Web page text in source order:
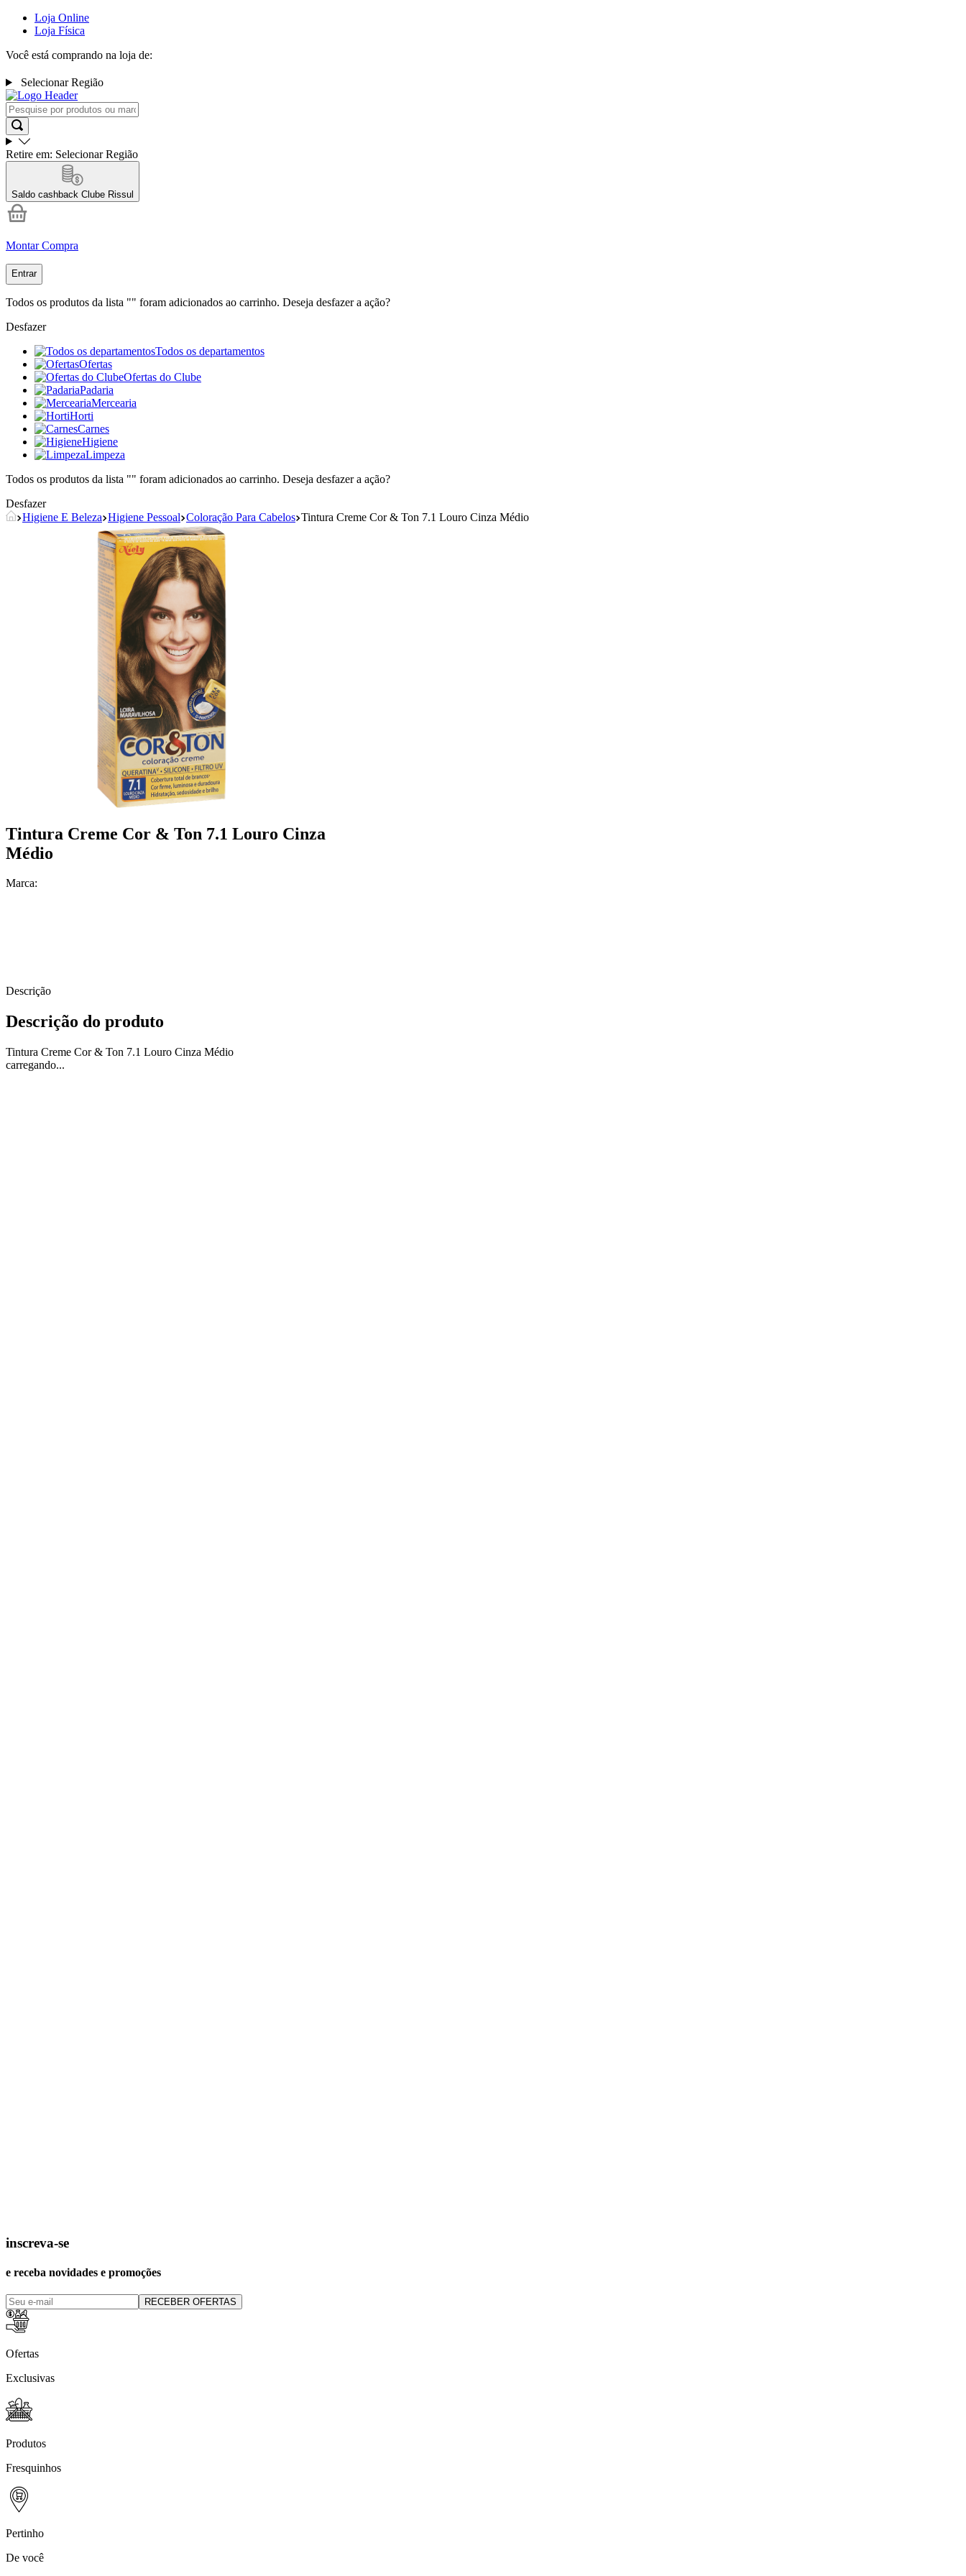
Loja Online
Loja Física
Você está comprando na loja de:
Selecionar Região
Retire em: Selecionar Região
Saldo cashback Clube Rissul
Montar Compra
Entrar
Todos os produtos da lista "" foram adicionados ao carrinho. Deseja desfazer a ação?
Desfazer
Todos os departamentos
Ofertas
Ofertas do Clube
Padaria
Mercearia
Horti
Carnes
Higiene
Limpeza
Todos os produtos da lista "" foram adicionados ao carrinho. Deseja desfazer a ação?
Desfazer
Higiene E Beleza Higiene Pessoal Coloração Para Cabelos Tintura Creme Cor & Ton 7.1 Louro Cinza Médio
Tintura Creme Cor & Ton 7.1 Louro Cinza
Médio
Marca:
Descrição
Descrição do produto
Tintura Creme Cor & Ton 7.1 Louro Cinza Médio
carregando...
inscreva-se
e receba novidades e promoções
RECEBER OFERTAS
Ofertas
Exclusivas
Produtos
Fresquinhos
Pertinho
De você